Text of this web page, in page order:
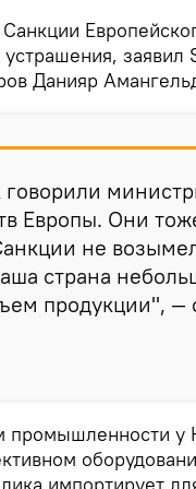
заявил
Данияр
говорили
Европы. Они
не
страна
продукции", —
промышленности у
импортирует